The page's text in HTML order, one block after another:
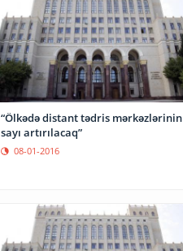
“Ölkədə distant tədris mərkəzlərinin
sayı artırılacaq”
08-01-2016